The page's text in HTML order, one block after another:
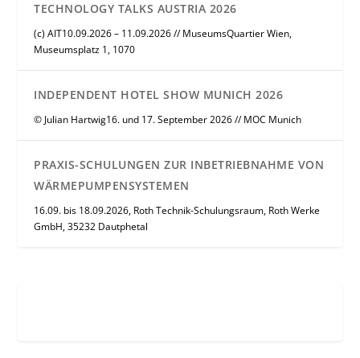
TECHNOLOGY TALKS AUSTRIA 2026
(c) AIT10.09.2026 – 11.09.2026 // MuseumsQuartier Wien,
Museumsplatz 1, 1070
INDEPENDENT HOTEL SHOW MUNICH 2026
© Julian Hartwig16. und 17. September 2026 // MOC Munich
PRAXIS-SCHULUNGEN ZUR INBETRIEBNAHME VON
WÄRMEPUMPENSYSTEMEN
16.09. bis 18.09.2026, Roth Technik-Schulungsraum, Roth Werke
GmbH, 35232 Dautphetal